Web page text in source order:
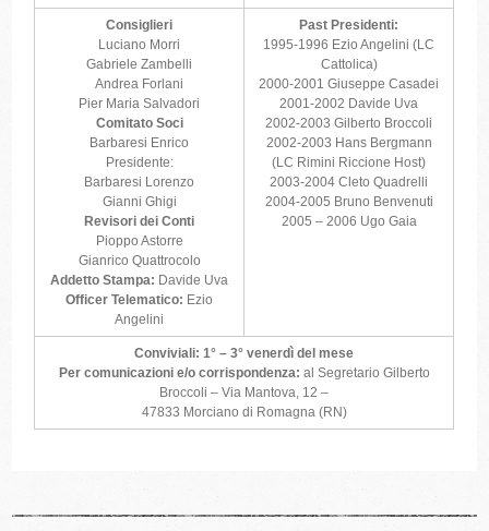
Consiglieri
Luciano Morri
Gabriele Zambelli
Andrea Forlani
Pier Maria Salvadori
Comitato Soci
Barbaresi Enrico
Presidente:
Barbaresi Lorenzo
Gianni Ghigi
Revisori dei Conti
Pioppo Astorre
Gianrico Quattrocolo
Addetto Stampa: Davide Uva
Officer Telematico: Ezio
Angelini
Past Presidenti:
1995-1996 Ezio Angelini (LC
Cattolica)
2000-2001 Giuseppe Casadei
2001-2002 Davide Uva
2002-2003 Gilberto Broccoli
2002-2003 Hans Bergmann
(LC Rimini Riccione Host)
2003-2004 Cleto Quadrelli
2004-2005 Bruno Benvenuti
2005 – 2006 Ugo Gaia
Conviviali: 1° – 3° venerdì del mese
Per comunicazioni e/o corrispondenza: al Segretario Gilberto
Broccoli – Via Mantova, 12 –
47833 Morciano di Romagna (RN)